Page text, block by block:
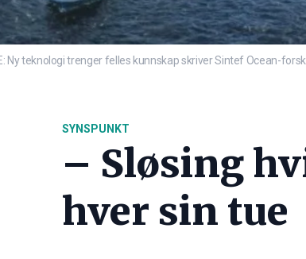
Ny teknologi trenger felles kunnskap skriver Sintef Ocean-
SYNSPUNKT
– Sløsing
hver sin tue